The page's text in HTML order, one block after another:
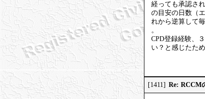
経っても承認さ
の目安の日数（
れから逆算して
。
CPD登録経験、
い？と感じたた
[1411] Re: RCCM